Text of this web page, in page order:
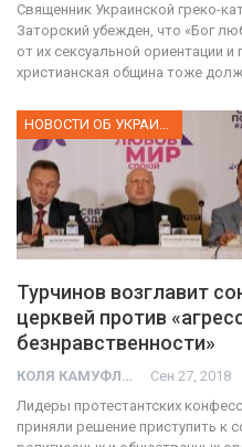
Священник Украинской греко-
Заторский убежден, что «Бог
от их сексуальной ориентации и
христианская община тоже
НОВОСТИ ОБ УКРАИНЕ
Турчинов возглавит
церквей против
безнравственности»
КОЛЯ КАМУФЛЯЖ Сен 27, 2018
Лидеры протестантских
приняли решение приступить к